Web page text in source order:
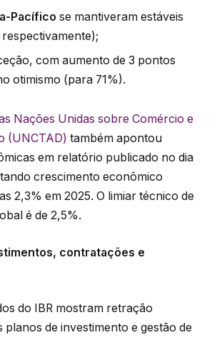
Pacífico se mantiveram estáveis
com aumento de 3 pontos
otimismo (para 71%).
Nações Unidas sobre Comércio e
(UNCTAD) também apontou
em relatório publicado no dia
crescimento econômico
2,3% em 2025. O limiar técnico de
é de 2,5%.
contratações e
do IBR mostram retração
planos de investimento e gestão de